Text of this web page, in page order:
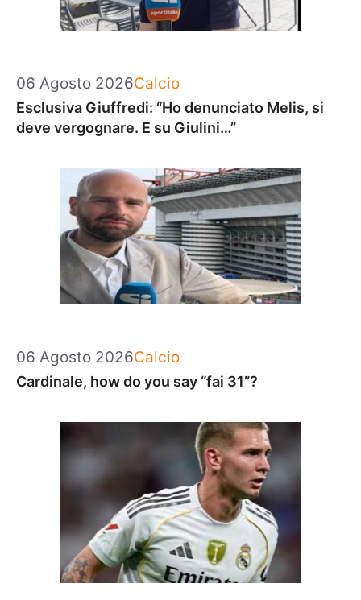
06 Agosto 2026Categorie
Calcio
Esclusiva Giuffredi: “Ho denunciato Melis, si
deve vergognare. E su Giulini…”
06 Agosto 2026Categorie
Calcio
Cardinale, how do you say “fai 31”?